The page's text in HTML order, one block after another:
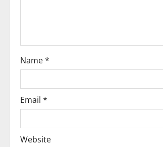
i
o
n
Name*
Email *
Website